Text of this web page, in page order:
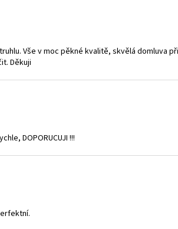
je 5 z 5 hvězdiček.
Vše v moc pěkné kvalitě, skvělá domluva
Děkuji
je 5 z 5 hvězdiček.
DOPORUCUJI !!!
je 5 z 5 hvězdiček.